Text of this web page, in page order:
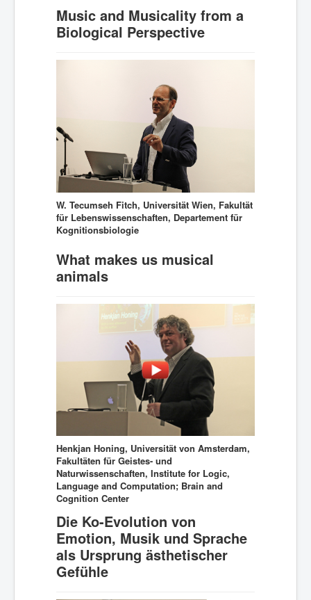
Music and Musicality from a
Biological Perspective
W. Tecumseh Fitch, Universität Wien, Fakultät
für Lebenswissenschaften, Departement für
Kognitionsbiologie
What makes us musical
animals
Henkjan Honing, Universität von Amsterdam,
Fakultäten für Geistes- und
Naturwissenschaften, Institute for Logic,
Language and Computation; Brain and
Cognition Center
Die Ko-Evolution von
Emotion, Musik und Sprache
als Ursprung ästhetischer
Gefühle